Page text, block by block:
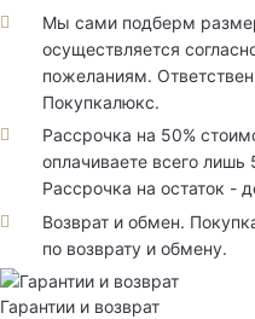
Мы сами подберм
осуществляется
пожеланиям.
Покупкалюкс.
Рассрочка на 50%
оплачиваете всего лишь
Рассрочка на остаток -
Возврат и обмен.
по возврату и обмену.
Гарантии и возврат